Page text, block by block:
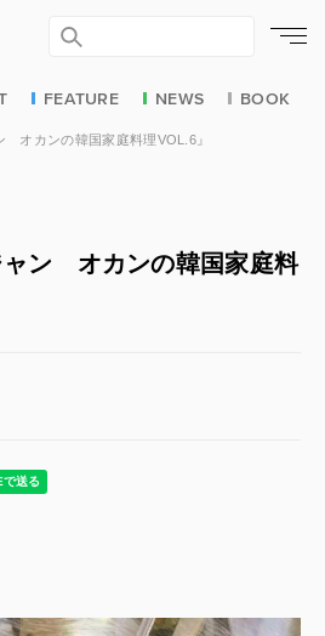
FEATURE NEWS BOOK
オカンの韓国家庭料理VOL.6』
ャン オカンの韓国家庭料